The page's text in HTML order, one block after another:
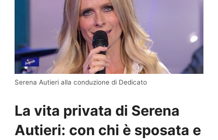
Serena Autieri alla conduzione di Dedicato
La vita privata di Serena
Autieri: con chi è sposata e